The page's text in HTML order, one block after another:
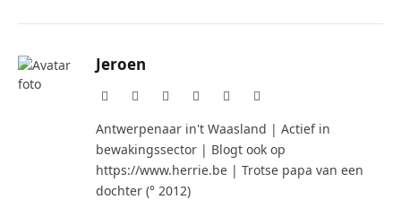
Jeroen
Website Facebook PinterestInstagram
Antwerpenaar in't Waasland | Actief in
bewakingssector | Blogt ook op
https://www.herrie.be | Trotse papa van een
dochter (° 2012)